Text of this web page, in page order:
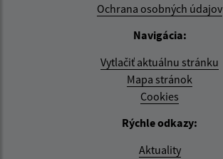
Ochrana osobných údajov
Navigácia:
Vytlačiť aktuálnu stránku
Mapa stránok
Cookies
Rýchle odkazy:
Aktuality